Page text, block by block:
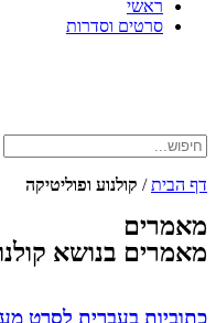
ראשי
סרטים וסדרות
דף הבית/ קולנוע ופוליטיקה
מאמרים
מאמרים בנושא
כתוביות בעברית לסרט מעשה